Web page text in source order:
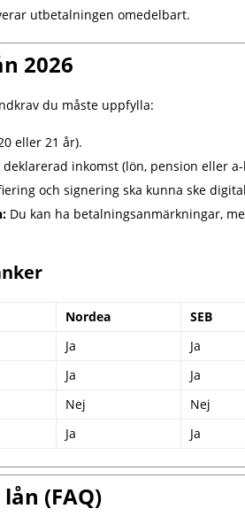
utbetalningen omedelbart.
2026
du måste uppfylla:
eller 21 år).
inkomst (lön, pension eller a-
och signering ska kunna ske
Du kan ha betalningsanmärkningar,
Nordea SEB
Ja Ja
Ja Ja
Nej Nej
Ja Ja
(FAQ)